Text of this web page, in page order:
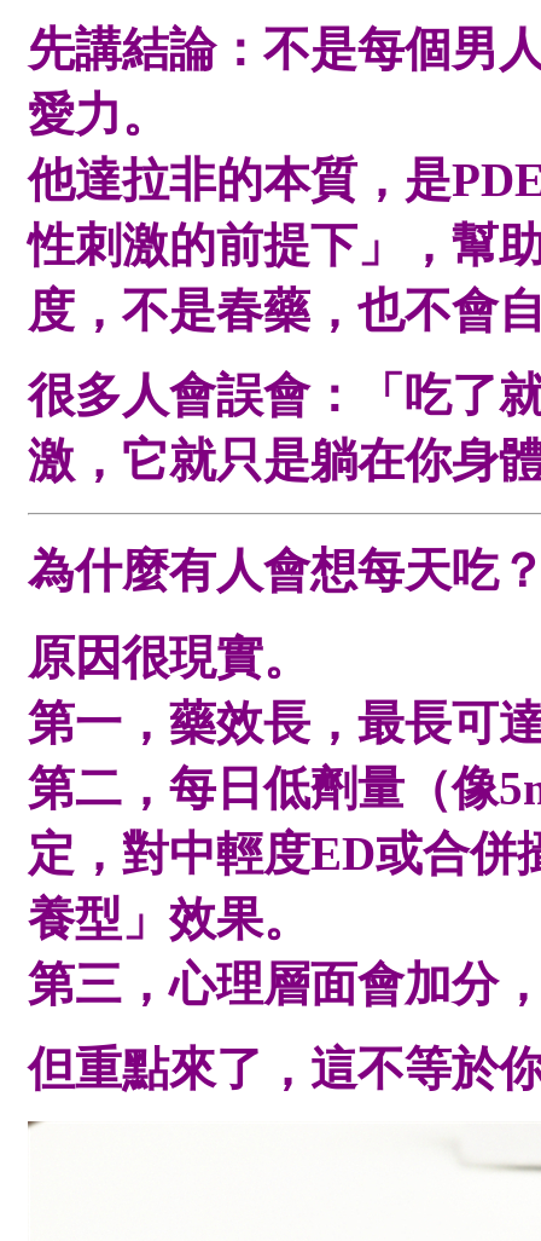
先講結論：不是每個男
愛力。
他達拉非的本質，是
性刺激的前提下」，幫
度，不是春藥，也不會
很多人會誤會：「吃了
激，它就只是躺在你身
為什麼有人會想每天吃
原因很現實。
第一，藥效長，最長可
第二，每日低劑量（像
定，對中輕度ED或合併
養型」效果。
第三，心理層面會加分
但重點來了，這不等於